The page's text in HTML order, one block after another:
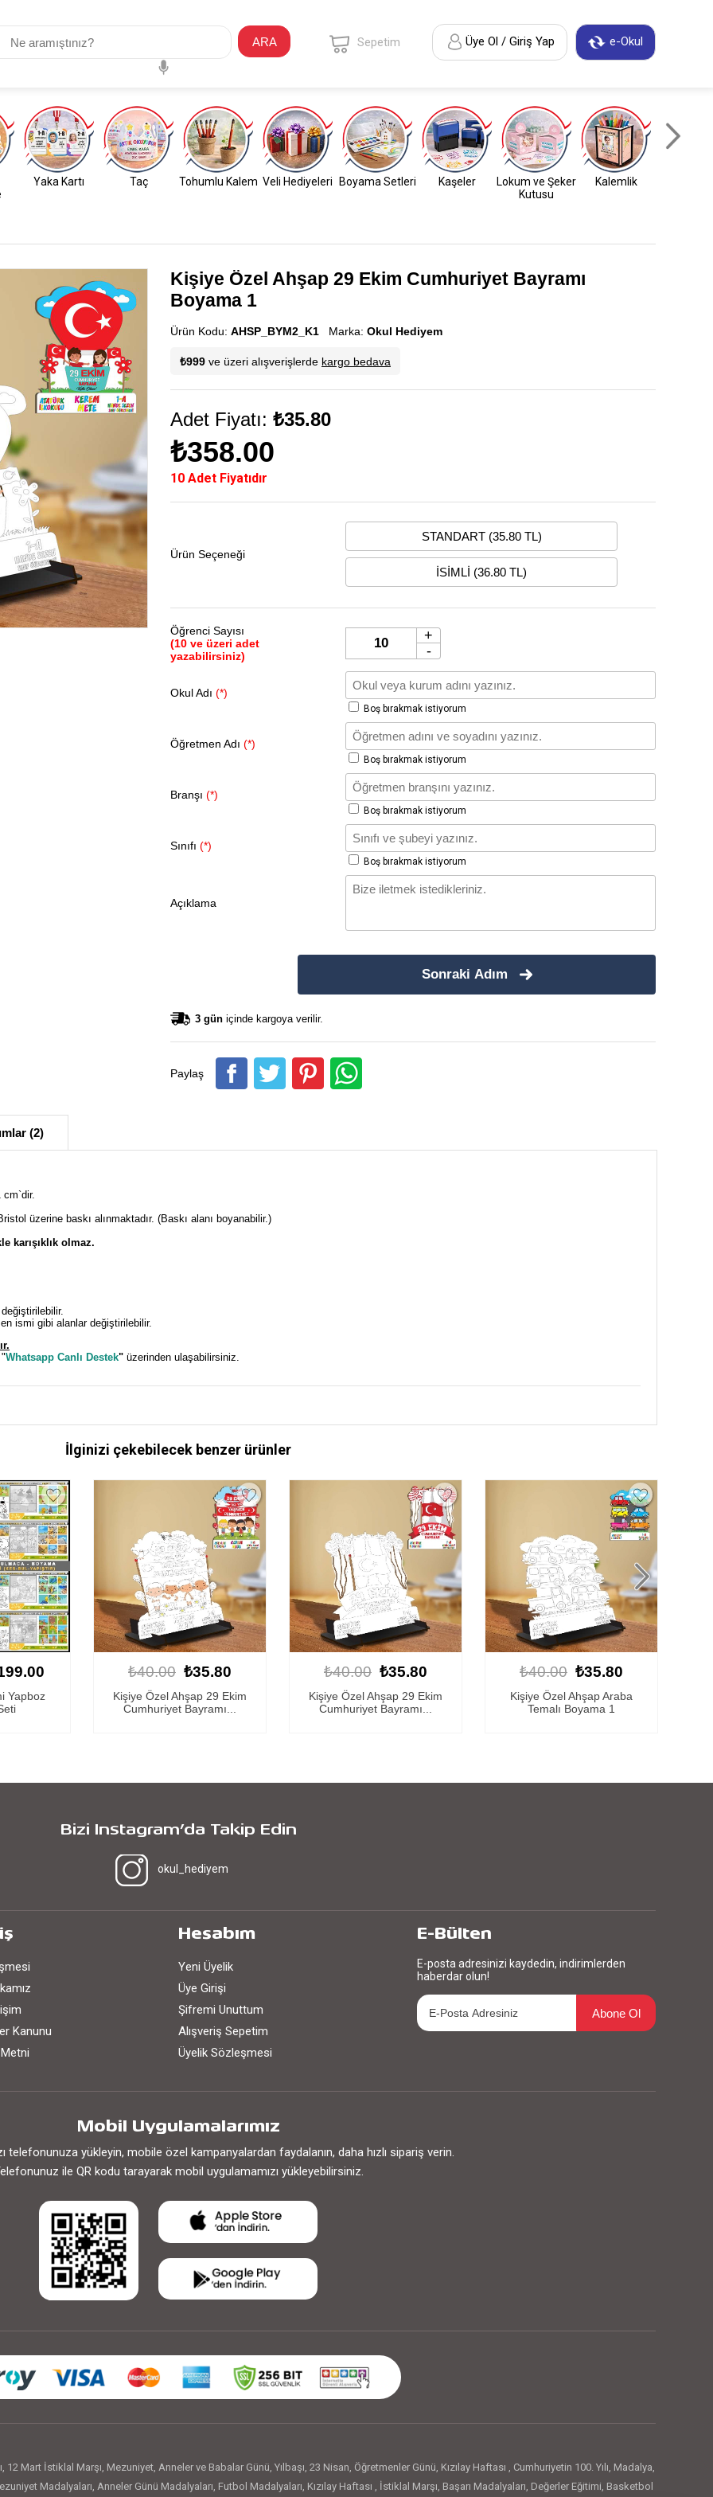
ARA e-Okul
Üye Ol / Giriş Yap
Sepetim
Yaka Kartı Taç Tohumlu Kalem Veli Hediyeleri Boyama Setleri Kaşeler
Lokum ve Şeker
Kutusu
Kalemlik
Kişiye Özel Ahşap 29 Ekim Cumhuriyet Bayramı
Boyama 1
Ürün Kodu: AHSP_BYM2_K1 Marka: Okul Hediyem
₺999 ve üzeri alışverişlerde kargo bedava
Adet Fiyatı: ₺35.80
₺358.00
10 Adet Fiyatıdır
Ürün Seçeneği
STANDART (35.80 TL)
İSİMLİ (36.80 TL)
Öğrenci Sayısı
(10 ve üzeri adet
yazabilirsiniz)
+
-
Okul Adı (*)
Boş bırakmak istiyorum
Öğretmen Adı (*)
Boş bırakmak istiyorum
Branşı (*)
Boş bırakmak istiyorum
Sınıfı (*)
Boş bırakmak istiyorum
Açıklama
Sonraki Adım
3 gün içinde kargoya verilir.
Paylaş
(2)
cm`dir.
üzerine baskı alınmaktadır. (Baskı alanı boyanabilir.)
karışıklık olmaz.
değiştirilebilir.
ismi gibi alanlar değiştirilebilir.
Whatsapp Canlı Destek" üzerinden ulaşabilirsiniz.
İlginizi çekebilecek benzer ürünler
29 Ekim
₺40.00 ₺35.80
Kişiye Özel Ahşap 29 Ekim
Cumhuriyet Bayramı...
₺40.00 ₺35.80
Kişiye Özel Ahşap Araba
Temalı Boyama 1
₺40.00 ₺35.80
Kişiye Özel Ahşap Kelebek
Temalı Boyama 1
Bizi Instagram’da Takip Edin
okul_hediyem
Kanunu
Hesabım
Yeni Üyelik
Üye Girişi
Şifremi Unuttum
Alışveriş Sepetim
Üyelik Sözleşmesi
E-Bülten
E-posta adresinizi kaydedin, indirimlerden
haberdar olun!
Abone Ol
Mobil Uygulamalarımız
telefonunuza yükleyin, mobile özel kampanyalardan faydalanın, daha hızlı sipariş verin.
ile QR kodu tarayarak mobil uygulamamızı yükleyebilirsiniz.
, 12 Mart İstiklal Marşı, Mezuniyet, Anneler ve Babalar Günü, Yılbaşı, 23 Nisan, Öğretmenler Günü, Kızılay Haftası , Cumhuriyetin 100. Yılı, Madalya,
Madalyaları, Anneler Günü Madalyaları, Futbol Madalyaları, Kızılay Haftası , İstiklal Marşı, Başarı Madalyaları, Değerler Eğitimi, Basketbol